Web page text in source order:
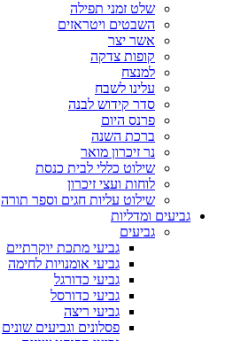
שלט זמני תפילה
השבטים ויטראזים
אשר יצר
קופות צדקה
למנצח
עלינו לשבח
סדר קידוש לבנה
פרנס היום
ברכת השנה
נר זיכרון מואר
שילוט כללי לבית כנסת
לוחות ועצי זיכרון
שילוט עליות חגים וספר תורה
גביעים ומדליות
גביעים
גביעי מתכת יוקרתיים
גביעי אומנויות לחימה
גביעי כדורגל
גביעי כדורסל
גביעי ריצה
פסלונים וגביעים שונים